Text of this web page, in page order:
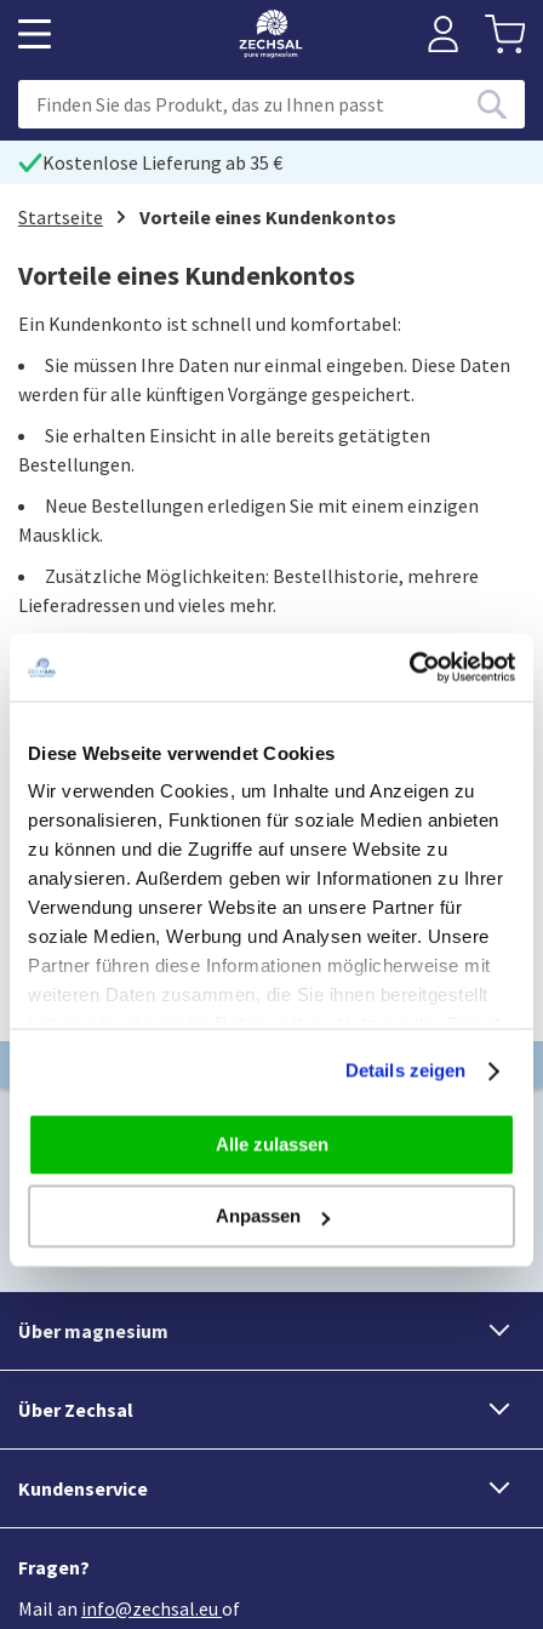
Diese Webseite verwendet Cookies
Wir verwenden Cookies, um Inhalte und Anzeigen zu
personalisieren, Funktionen für soziale Medien anbieten
zu können und die Zugriffe auf unsere Website zu
analysieren. Außerdem geben wir Informationen zu Ihrer
Verwendung unserer Website an unsere Partner für
soziale Medien, Werbung und Analysen weiter. Unsere
Partner führen diese Informationen möglicherweise mit
weiteren Daten zusammen, die Sie ihnen bereitgestellt
Details zeigen
Alle zulassen
Anpassen
Kostenlose Lieferung ab 35 €
Startseite Vorteile eines Kundenkontos
Vorteile eines Kundenkontos
Ein Kundenkonto ist schnell und komfortabel:
Sie müssen Ihre Daten nur einmal eingeben. Diese Daten
werden für alle künftigen Vorgänge gespeichert.
Sie erhalten Einsicht in alle bereits getätigten
Bestellungen.
Neue Bestellungen erledigen Sie mit einem einzigen
Mausklick.
Zusätzliche Möglichkeiten: Bestellhistorie, mehrere
Lieferadressen und vieles mehr.
Als registierter Kunde haben Sie auch die Möglichkeit sich für
unseren monatlichen Newsletter zu registrieren. Darin
Mit unseren Zechsal-Newletter erhalten Sie regelmäßig
interessante Informationen und Angebote über
Magnesium direkt in Ihr Postfach.
Wichtiger Hinweis: Ihre Daten werden vertraulich behandelt
und nicht an Dritte weitergegeben. Für mehr Informationen
lesen Sie bitte unsere Informationen zum Datenschutz in
unsererDatenschutzerklärung.
Über magnesium
Über Zechsal
Kundenservice
Fragen?
Mail an info@zechsal.eu of
Melden Sie sich für unseren Newsletter an: